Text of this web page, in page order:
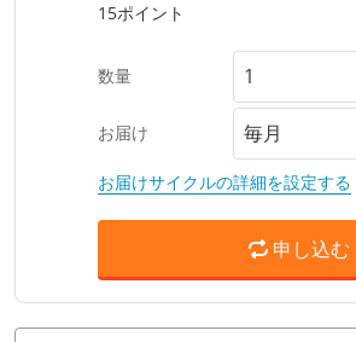
15ポイント
数量
お届け
お届けサイクルの詳細を設定する
申し込む